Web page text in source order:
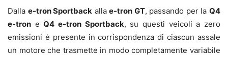
Dalla e-tron Sportback allae-tron GT, passando per laQ4
e-tron eQ4 e-tron Sportback, su questi veicoli a zero
emissioni è presente in corrispondenza di ciascun assale
un motore che trasmette in modo completamente variabile